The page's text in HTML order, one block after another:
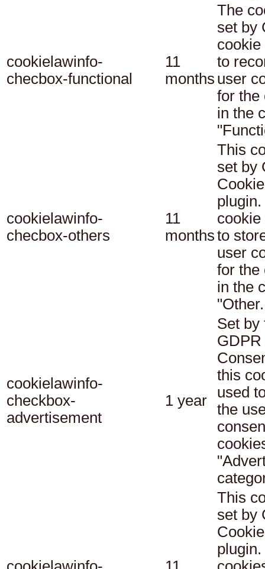
cookielawinfo-
checbox-functional
11
months
The
set by
cookie
to
user
for the
in the
cookielawinfo-
checbox-others
11
months
This
set by
cookie
to
user
for the
in the
"Other.
cookielawinfo-
checkbox-
advertisement
1 year
Set by
this
used
the
This
set by